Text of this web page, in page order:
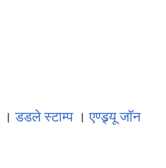
।डडले स्टाम्प ।एण्ड्र्यू जॉन